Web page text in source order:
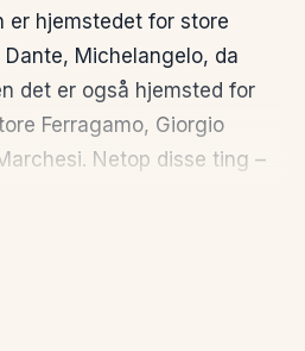
er hjemstedet for store
Michelangelo, da
det er også hjemsted for
Ferragamo, Giorgio
Netop disse ting –
til den italienske patologi.